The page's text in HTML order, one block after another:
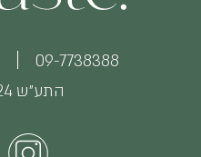
התע״ש 24 כפר סבא
09-7738388